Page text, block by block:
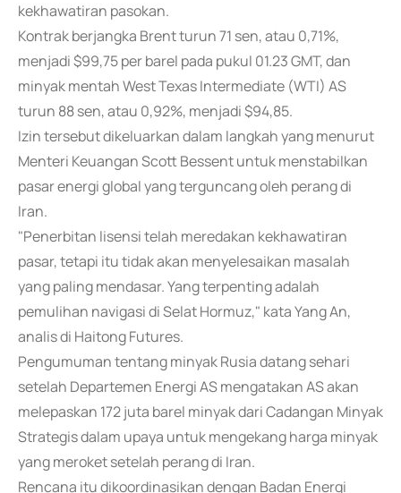
kekhawatiran pasokan.
Kontrak berjangka Brent turun 71 sen, atau 0,71%,
menjadi $99,75 per barel pada pukul 01.23 GMT, dan
minyak mentah West Texas Intermediate (WTI) AS
turun 88 sen, atau 0,92%, menjadi $94,85.
Izin tersebut dikeluarkan dalam langkah yang menurut
Menteri Keuangan Scott Bessent untuk menstabilkan
pasar energi global yang terguncang oleh perang di
Iran.
"Penerbitan lisensi telah meredakan kekhawatiran
pasar, tetapi itu tidak akan menyelesaikan masalah
yang paling mendasar. Yang terpenting adalah
pemulihan navigasi di Selat Hormuz," kata Yang An,
analis di Haitong Futures.
Pengumuman tentang minyak Rusia datang sehari
setelah Departemen Energi AS mengatakan AS akan
melepaskan 172 juta barel minyak dari Cadangan Minyak
Strategis dalam upaya untuk mengekang harga minyak
yang meroket setelah perang di Iran.
Rencana itu dikoordinasikan dengan Badan Energi